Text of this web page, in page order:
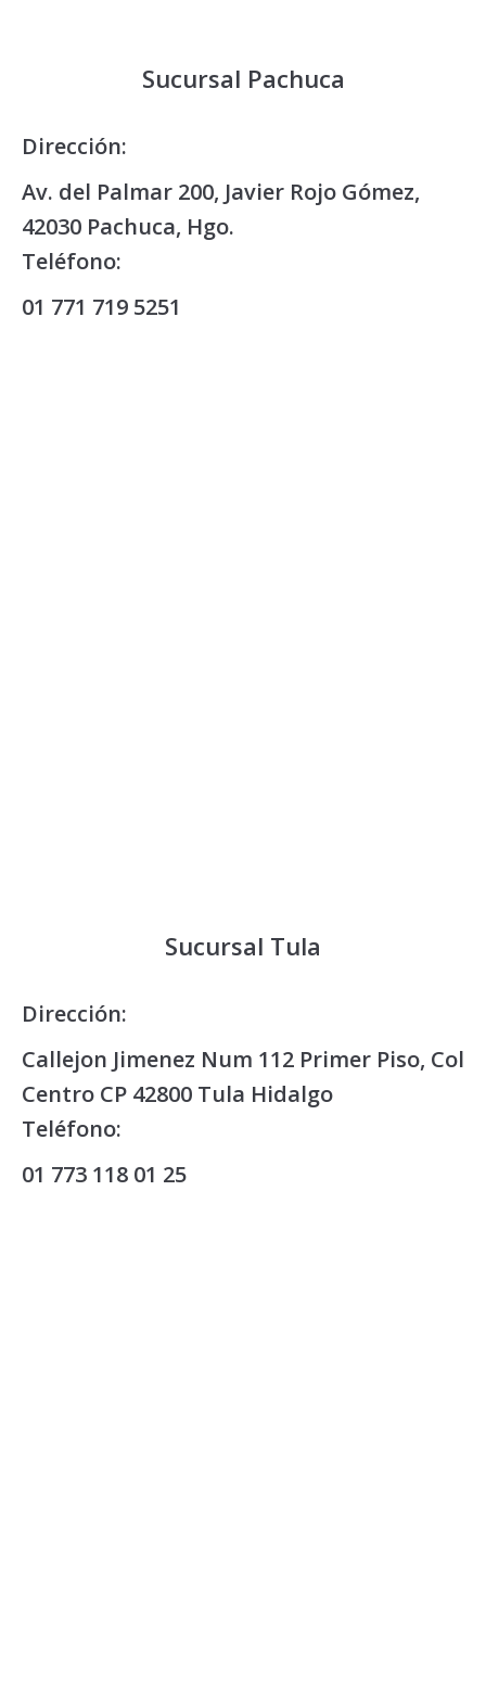
Sucursal Pachuca
Dirección:
Av. del Palmar 200, Javier Rojo Gómez,
42030 Pachuca, Hgo.
Teléfono:
01 771 719 5251
Sucursal Tula
Dirección:
Callejon Jimenez Num 112 Primer Piso, Col
Centro CP 42800 Tula Hidalgo
Teléfono:
01 773 118 01 25